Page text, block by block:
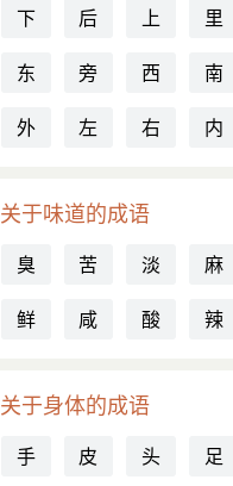
下 后 上 里
东
旁 西 南
外
左 右 内
关于味道的成语
臭 苦 淡 麻
鲜
咸 酸 辣
关于身体的成语
手 皮 头 足